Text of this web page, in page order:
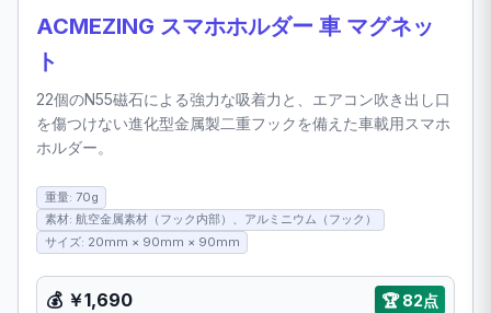
ACMEZING スマホホルダー 車 マグネッ
ト
22個のN55磁石による強力な吸着力と、エアコン吹き出し口
を傷つけない進化型金属製二重フックを備えた車載用スマホ
ホルダー。
重量: 70g
素材: 航空金属素材（フック内部）、アルミニウム（フック）
サイズ: 20mm × 90mm × 90mm
💰 ￥1,690 🏆82点